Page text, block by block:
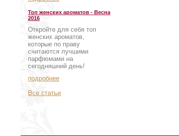
Топ женских ароматов - Весна
2016
Откройте для себя топ
женских ароматов,
которые по праву
считаются лучшими
парфюмами на
сегодняшний день!
подробнее
Все статьи